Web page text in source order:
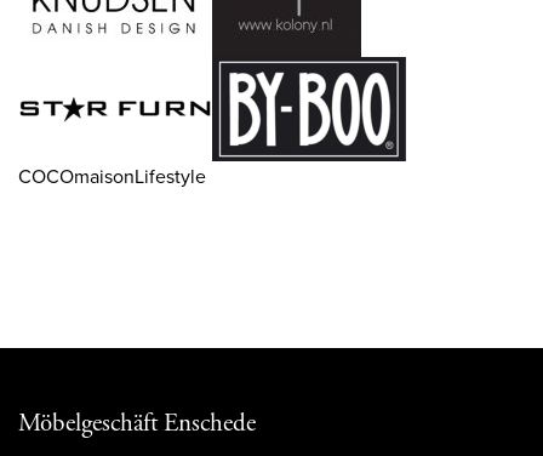
COCOmaisonLifestyle
Möbelgeschäft Enschede